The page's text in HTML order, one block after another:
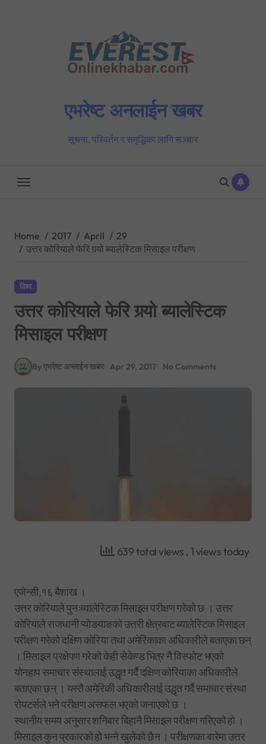
एभरेष्ट अनलाईन खबर
सूचना, परिवर्तन र समृद्धिका लागि सञ्चार
Home 2017 April
29
उत्तर कोरियाले फेरि गर्‍यो ब्यालेस्टिक मिसाइल परीक्षण
विश्व
उत्तर कोरियाले फेरि गर्‍यो ब्यालेस्टिक
मिसाइल परीक्षण
By एभरेष्ट अन्लाईन खबर Apr 29, 2017 No Comments
639 total views , 1 views today
एजेन्सी,१६ बैशाख ।
उत्तर कोरियाले पुनःब्यालेस्टिक मिसाइल परीक्षण गरेको छ । उत्तर
कोरियाले राजधानी प्योङयाङको उत्तरी क्षेत्रबाट ब्यालेस्टिक मिसाइल
परीक्षण गरेको दक्षिण कोरिया तथा अमेरिकाका अधिकारीले बताएका छन्
। मिसाइल प्रक्षेपण गरेको केही सेकेण्ड भित्र नै विस्फोट भएको
योनहाप समाचार संस्थालाई उद्धृत गर्दै दक्षिण कोरियाका अधिकारीले
बताएका छन् । यस्तै अमेरिकी अधिकारीलाई उद्धृत गर्दै समाचार संस्था
रोयटर्सले भने परीक्षण असफल भएको जनाएको छ ।
स्थानीय समय अनुसार शनिबार बिहानै मिसाइल परीक्षण गरिएको हो ।
मिसाइल कुन प्रकारको हो भन्ने खुलेको छैन । परीक्षणका बारेमा उत्तर